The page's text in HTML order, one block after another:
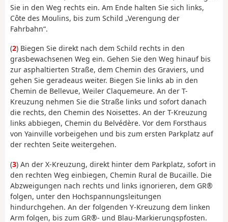
Sie in den Weg rechts ein. Am Ende halten Sie sich links,
Côte des Moulins, bis zum Schild „Verengung der
Fahrbahn“.
(2) Biegen Sie direkt nach dem Schild rechts in den
grasbewachsenen Weg ein. Gehen Sie den Weg hinauf bis
zur asphaltierten Straße, dem Chemin des Graviers, und
gehen Sie geradeaus weiter. Biegen Sie links ab in den
Chemin de Bellevue, Weiler Claquemeure. An der T-
Kreuzung nehmen Sie die Straße links und sofort danach
die rechts, den Chemin des Noisettes. An der T-Kreuzung
links abbiegen, Chemin du Belvédère. Vor dem Forsthaus
von Yainville vorbeigehen und bis zum ersten Parkplatz auf
der rechten Seite weitergehen.
(3) An der X-Kreuzung, direkt hinter dem Parkplatz, sofort in
den rechten Weg einbiegen, Chemin Rural de Bucaille. Die
Abzweigungen nach rechts und links ignorieren, dem GR®
folgen, unter den Hochspannungsleitungen
hindurchgehen. An der folgenden Y-Kreuzung dem linken
Arm folgen, bis zum GR®- und Blau-Markierungspfosten.